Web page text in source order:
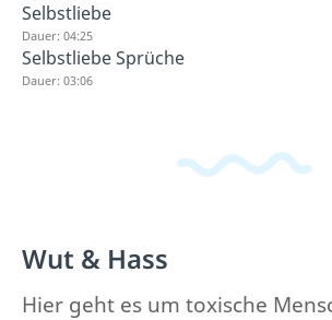
Selbstliebe
Dauer: 04:25
Selbstliebe Sprüche
Dauer: 03:06
Wut & Hass
Hier geht es um toxische